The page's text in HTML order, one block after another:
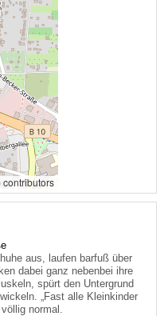
contributors
aus, laufen barfuß über
dabei ganz nebenbei ihre
spürt den Untergrund
„Fast alle Kleinkinder
normal.